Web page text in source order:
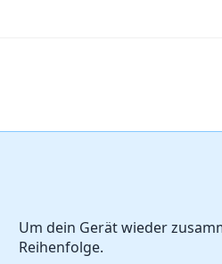
Um dein Gerät wieder
Reihenfolge.